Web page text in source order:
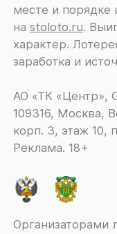
месте и порядке
наstoloto.ru.
характер.
заработка и
АО «ТК «Центр»,
109316, Москва,
корп. 3, этаж 10,
Реклама. 18+
Организаторами